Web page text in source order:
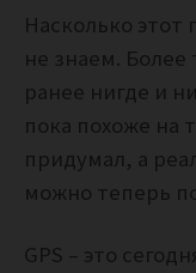
Насколько
не знаем. Более
ранее нигде и
пока похоже на
придумал, а
можно теперь
GPS – это